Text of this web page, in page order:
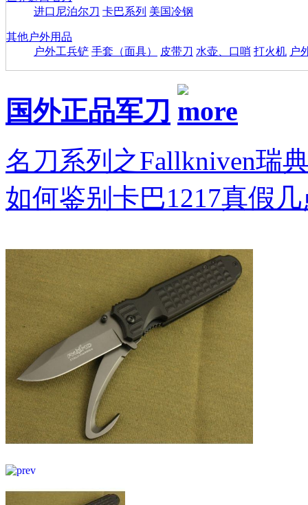
进口尼泊尔刀 卡巴系列 美国冷钢
其他户外用品
户外工兵铲 手套（面具） 皮带刀 水壶、口哨 打火机 户
国外正品军刀
名刀系列之Fallkniven瑞
如何鉴别卡巴1217真假